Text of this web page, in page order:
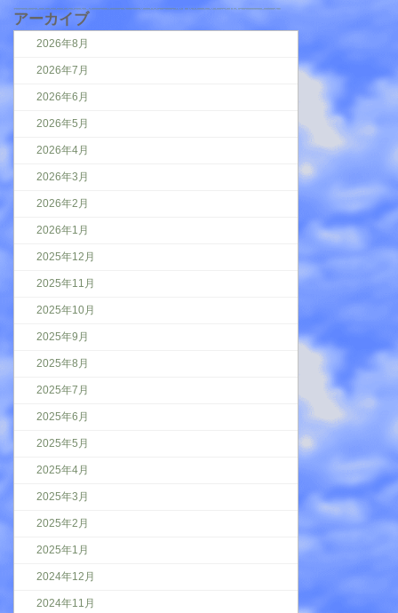
アーカイブ
2026年8月
2026年7月
2026年6月
2026年5月
2026年4月
2026年3月
2026年2月
2026年1月
2025年12月
2025年11月
2025年10月
2025年9月
2025年8月
2025年7月
2025年6月
2025年5月
2025年4月
2025年3月
2025年2月
2025年1月
2024年12月
2024年11月